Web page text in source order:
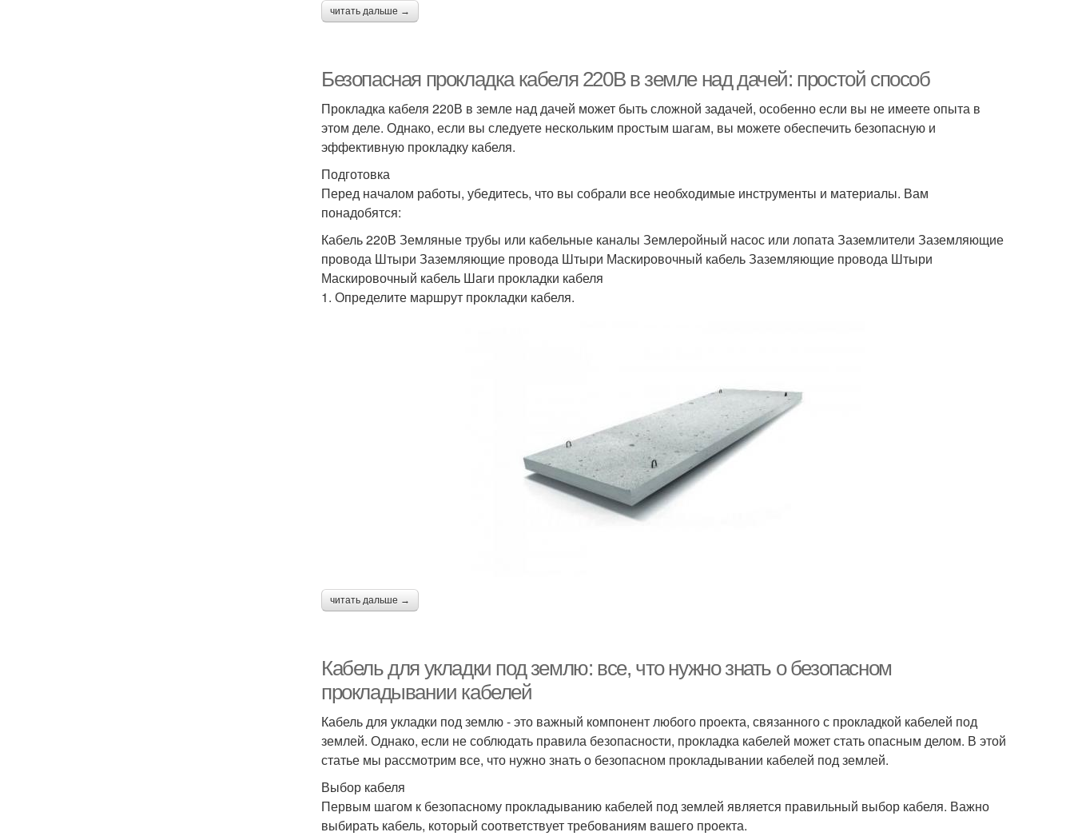
читать дальше →
Безопасная прокладка кабеля 220В в земле над дачей: простой способ
Прокладка кабеля 220В в земле над дачей может быть сложной задачей, особенно если вы не имеете опыта в
этом деле. Однако, если вы следуете нескольким простым шагам, вы можете обеспечить безопасную и
эффективную прокладку кабеля.
Подготовка
Перед началом работы, убедитесь, что вы собрали все необходимые инструменты и материалы. Вам
понадобятся:
Кабель 220В Земляные трубы или кабельные каналы Землеройный насос или лопата Заземлители Заземляющие
провода Штыри Заземляющие провода Штыри Маскировочный кабель Заземляющие провода Штыри
Маскировочный кабель Шаги прокладки кабеля
1. Определите маршрут прокладки кабеля.
читать дальше →
Кабель для укладки под землю: все, что нужно знать о безопасном
прокладывании кабелей
Кабель для укладки под землю - это важный компонент любого проекта, связанного с прокладкой кабелей под
землей. Однако, если не соблюдать правила безопасности, прокладка кабелей может стать опасным делом. В этой
статье мы рассмотрим все, что нужно знать о безопасном прокладывании кабелей под землей.
Выбор кабеля
Первым шагом к безопасному прокладыванию кабелей под землей является правильный выбор кабеля. Важно
выбирать кабель, который соответствует требованиям вашего проекта.